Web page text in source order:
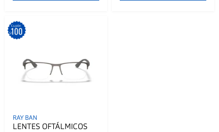
RAY BAN
LENTES OFTÁLMICOS